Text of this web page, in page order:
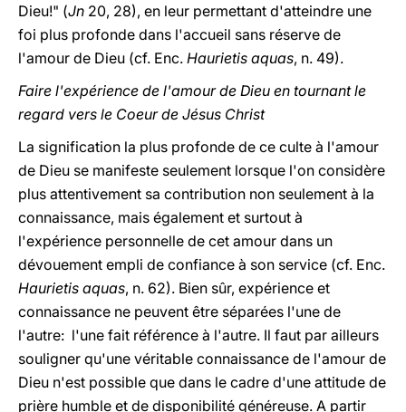
Dieu!" (Jn 20, 28), en leur permettant d'atteindre une
foi plus profonde dans l'accueil sans réserve de
l'amour de Dieu (cf. Enc. Haurietis aquas, n. 49).
Faire l'expérience de l'amour de Dieu en tournant le
regard vers le Coeur de Jésus Christ
La signification la plus profonde de ce culte à l'amour
de Dieu se manifeste seulement lorsque l'on considère
plus attentivement sa contribution non seulement à la
connaissance, mais également et surtout à
l'expérience personnelle de cet amour dans un
dévouement empli de confiance à son service (cf. Enc.
Haurietis aquas, n. 62). Bien sûr, expérience et
connaissance ne peuvent être séparées l'une de
l'autre: l'une fait référence à l'autre. Il faut par ailleurs
souligner qu'une véritable connaissance de l'amour de
Dieu n'est possible que dans le cadre d'une attitude de
prière humble et de disponibilité généreuse. A partir